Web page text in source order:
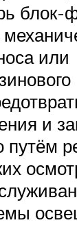
или
и
путём